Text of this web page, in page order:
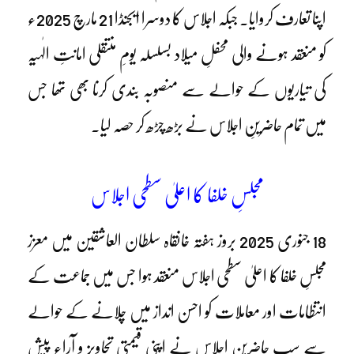
اپنا تعارف کروایا۔ جبکہ اجلاس کا دوسرا ایجنڈا 21 مارچ 2025ء
کو منعقد ہونے والی محفلِ میلاد بسلسلہ یومِ منتقلی امانتِ الٰہیہ
کی تیاریوں کے حوالے سے منصوبہ بندی کرنا بھی تھا جس
میں تمام حاضرینِ اجلاس نے بڑھ چڑھ کر حصہ لیا۔
مجلسِ خلفا کا اعلیٰ سطحی اجلاس
18 جنوری 2025 بروز ہفتہ خانقاہ سلطان العاشقین میں معزز
مجلسِ خلفا کا اعلیٰ سطحی اجلاس منعقد ہوا جس میں جماعت کے
انتظامات اور معاملات کو احسن انداز میں چلانے کے حوالے
سے سب حاضرینِ اجلاس نے اپنی قیمتی تجاویز و آراء پیش